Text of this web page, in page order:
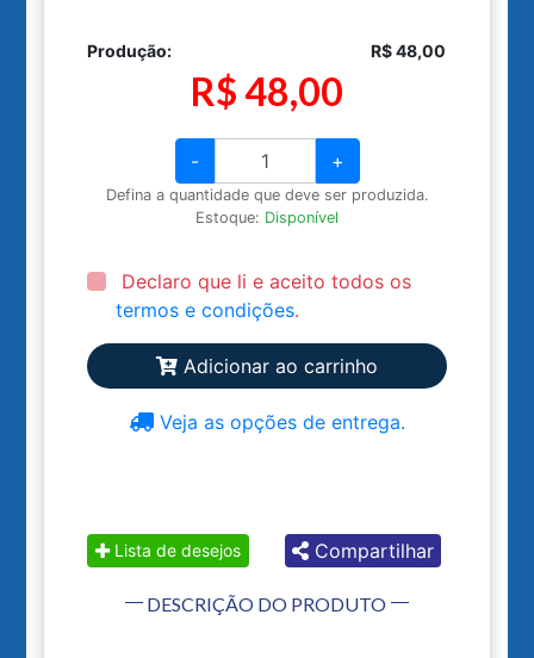
- +
Defina a quantidade que deve ser produzida.
Estoque: Disponível
Declaro que li e aceito todos os
termos e condições.
Adicionar ao carrinho
Veja as opções de entrega.
Produção: R$ 48,00
R$ 48,00
Lista de desejos Compartilhar
DESCRIÇÃO DO PRODUTO